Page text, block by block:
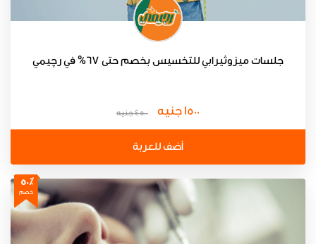
جلسات ميزوثيرابي للتخسيس بخصم حتى 67% في رچيمي
1500 جنيه 4500 جنيه
أضف للعربة
50٪
خصم